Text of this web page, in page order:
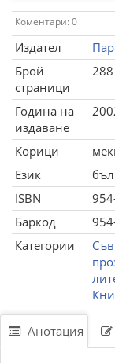
Коментари: 0
Издател
Брой
страници
288
Година на
издаване
Корици
Език
ISBN
Баркод
Категории
Анотация